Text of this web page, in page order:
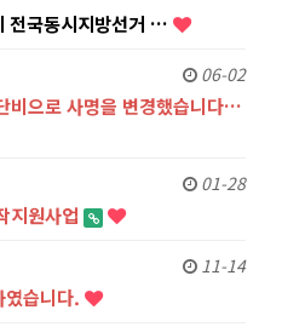
전국동시지방선거 …
06-02
비으로 사명을 변경했습니다…
01-28
지원사업
11-14
였습니다.